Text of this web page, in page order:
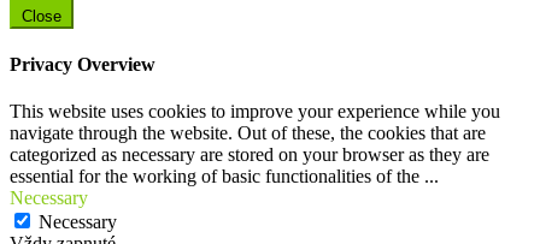
Close
Privacy Overview
This website uses cookies to improve your experience while you
navigate through the website. Out of these, the cookies that are
categorized as necessary are stored on your browser as they are
essential for the working of basic functionalities of the ...
Necessary
Necessary